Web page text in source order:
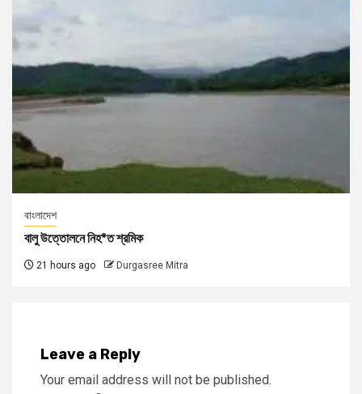
বাংলাদেশ
বালু উত্তোলনে নিহ*ত শ্রমিক
21 hours ago Durgasree Mitra
Leave a Reply
Your email address will not be published.